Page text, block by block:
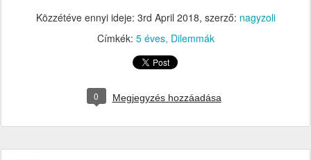
Közzétéve ennyi ideje: 3rd April 2018, szerző: nagyzoli
Címkék: 5 éves Dilemmák
0 Megjegyzés hozzáadása